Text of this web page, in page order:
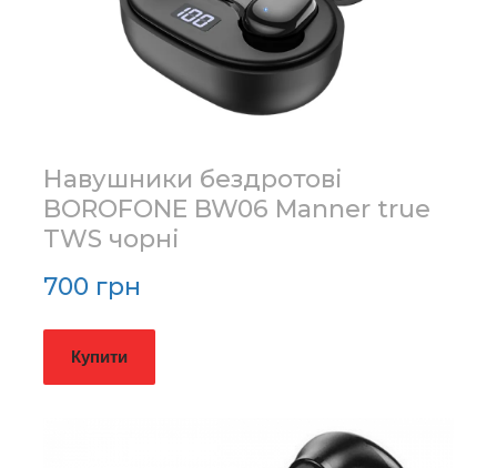
Навушники бездротові
BOROFONE BW06 Manner true
TWS чорні
700 грн
Купити